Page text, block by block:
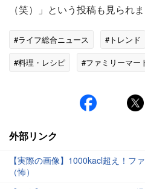
（笑）」という投稿も見られま
#ライフ総合ニュース #トレンド
#料理・レシピ
#ファミリーマー
外部リンク
【実際の画像】1000kacl超え！フ
（怖）